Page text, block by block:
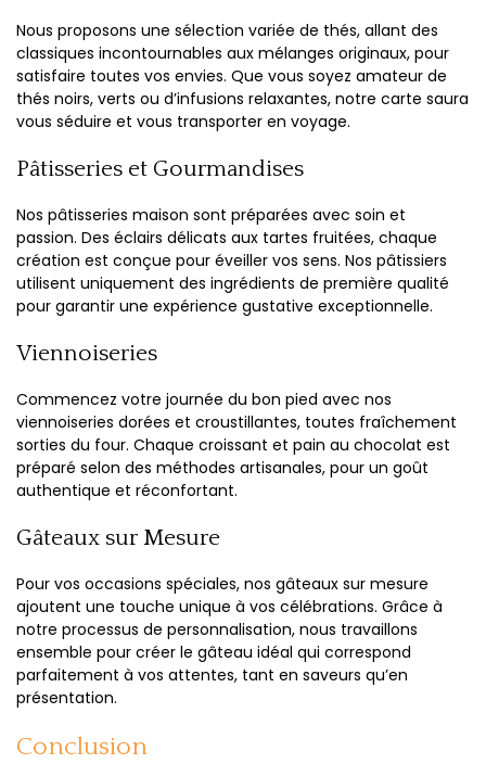
Nous proposons une sélection variée de thés, allant des
classiques incontournables aux mélanges originaux, pour
satisfaire toutes vos envies. Que vous soyez amateur de
thés noirs, verts ou d’infusions relaxantes, notre carte saura
vous séduire et vous transporter en voyage.
Pâtisseries et Gourmandises
Nos pâtisseries maison sont préparées avec soin et
passion. Des éclairs délicats aux tartes fruitées, chaque
création est conçue pour éveiller vos sens. Nos pâtissiers
utilisent uniquement des ingrédients de première qualité
pour garantir une expérience gustative exceptionnelle.
Viennoiseries
Commencez votre journée du bon pied avec nos
viennoiseries dorées et croustillantes, toutes fraîchement
sorties du four. Chaque croissant et pain au chocolat est
préparé selon des méthodes artisanales, pour un goût
authentique et réconfortant.
Gâteaux sur Mesure
Pour vos occasions spéciales, nos gâteaux sur mesure
ajoutent une touche unique à vos célébrations. Grâce à
notre processus de personnalisation, nous travaillons
ensemble pour créer le gâteau idéal qui correspond
parfaitement à vos attentes, tant en saveurs qu’en
présentation.
Conclusion